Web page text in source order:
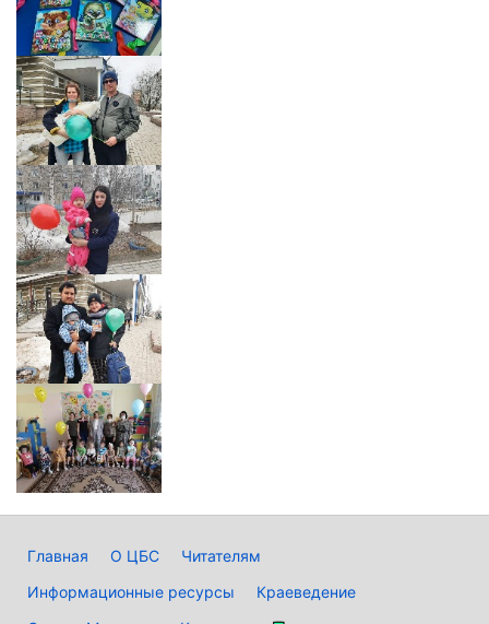
Главная О ЦБС
Читателям
Информационные ресурсы
Краеведение